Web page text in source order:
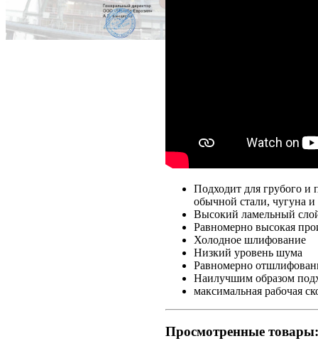
Подходит для грубого и
обычной стали, чугуна и
Высокий ламельный
Равномерно высокая
Холодное шлифование
Низкий уровень шума
Равномерно
Наилучшим образом
максимальная рабочая
Просмотренные товары: